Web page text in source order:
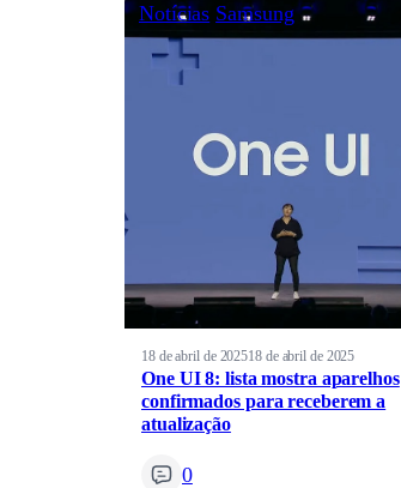
Notícias Samsung
18 de abril de 202518 de abril de 2025
One UI 8: lista mostra aparelhos
confirmados para receberem a
atualização
0